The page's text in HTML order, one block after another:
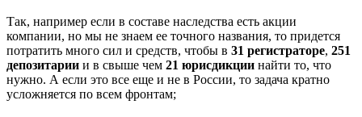
Так, например если в составе наследства есть акции
компании, но мы не знаем ее точного названия, то придется
потратить много сил и средств, чтобы в 31 регистраторе, 251
депозитарии и в свыше чем 21 юрисдикции найти то, что
нужно. А если это все еще и не в России, то задача кратно
усложняется по всем фронтам;